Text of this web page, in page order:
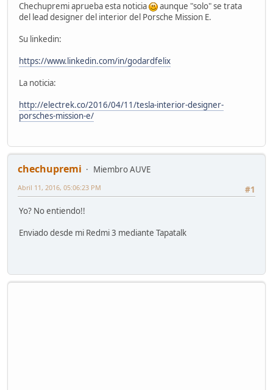
Chechupremi aprueba esta noticia
aunque "solo" se trata
del lead designer del interior del Porsche Mission E.
Su linkedin:
https://www.linkedin.com/in/godardfelix
La noticia:
http://electrek.co/2016/04/11/tesla-interior-designer-
porsches-mission-e/
chechupremi
Miembro AUVE
#1
Abril 11, 2016, 05:06:23 PM
Yo? No entiendo!!
Enviado desde mi Redmi 3 mediante Tapatalk